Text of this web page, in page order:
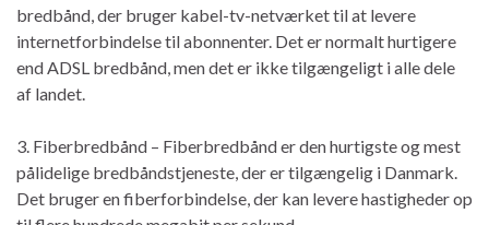
bredbånd, der bruger kabel-tv-netværket til at levere
internetforbindelse til abonnenter. Det er normalt hurtigere
end ADSL bredbånd, men det er ikke tilgængeligt i alle dele
af landet.
3. Fiberbredbånd – Fiberbredbånd er den hurtigste og mest
pålidelige bredbåndstjeneste, der er tilgængelig i Danmark.
Det bruger en fiberforbindelse, der kan levere hastigheder op